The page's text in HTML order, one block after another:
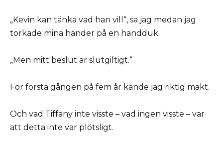
„Kevin kan tänka vad han vill“, sa jag medan jag
torkade mina händer på en handduk.
„Men mitt beslut är slutgiltigt.“
För första gången på fem år kände jag riktig makt.
Och vad Tiffany inte visste – vad ingen visste – var
att detta inte var plötsligt.